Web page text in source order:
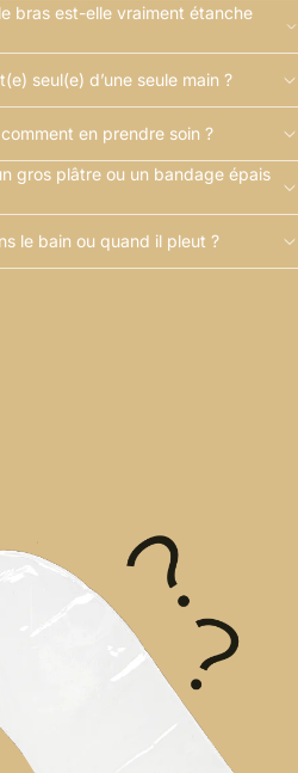
bras est-elle vraiment étanche
seul(e) d’une seule main ?
en prendre soin ?
gros plâtre ou un bandage épais
le bain ou quand il pleut ?